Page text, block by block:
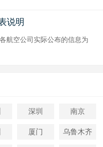
说明
航空公司实际公布的信息为
深圳 南京
厦门 乌鲁木齐